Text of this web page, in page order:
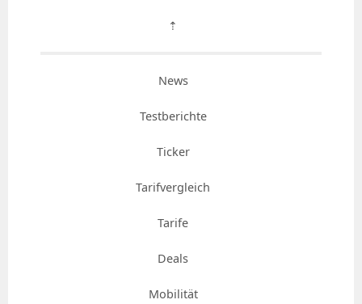
⇡
News
Testberichte
Ticker
Tarifvergleich
Tarife
Deals
Mobilität